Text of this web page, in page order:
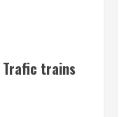
Trafic trains